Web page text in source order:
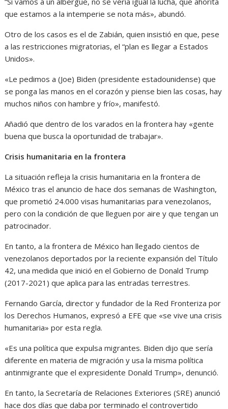
que estamos a la intemperie se nota más», abundó.
Otro de los casos es el de Zabián, quien insistió en que, pese
a las restricciones migratorias, el “plan es llegar a Estados
Unidos».
«Le pedimos a (Joe) Biden (presidente estadounidense) que
se ponga las manos en el corazón y piense bien las cosas, hay
muchos niños con hambre y frío», manifestó.
Añadió que dentro de los varados en la frontera hay «gente
buena que busca la oportunidad de trabajar».
Crisis humanitaria en la frontera
La situación refleja la crisis humanitaria en la frontera de
México tras el anuncio de hace dos semanas de Washington,
que prometió 24.000 visas humanitarias para venezolanos,
pero con la condición de que lleguen por aire y que tengan un
patrocinador.
En tanto, a la frontera de México han llegado cientos de
venezolanos deportados por la reciente expansión del Título
42, una medida que inició en el Gobierno de Donald Trump
(2017-2021) que aplica para las entradas terrestres.
Fernando García, director y fundador de la Red Fronteriza por
los Derechos Humanos, expresó a EFE que «se vive una crisis
humanitaria» por esta regla.
«Es una política que expulsa migrantes. Biden dijo que sería
diferente en materia de migración y usa la misma política
antinmigrante que el expresidente Donald Trump», denunció.
En tanto, la Secretaría de Relaciones Exteriores (SRE) anunció
hace dos días que daba por terminado el controvertido